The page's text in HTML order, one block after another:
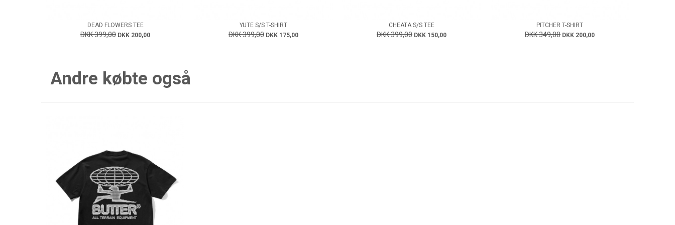
DEAD FLOWERS TEE
DKK 399,00 DKK 200,00
YUTE S/S T-SHIRT
DKK 399,00 DKK 175,00
CHEATA S/S TEE
DKK 399,00 DKK 150,00
PITCHER T-SHIRT
DKK 349,00 DKK 200,00
Andre købte også